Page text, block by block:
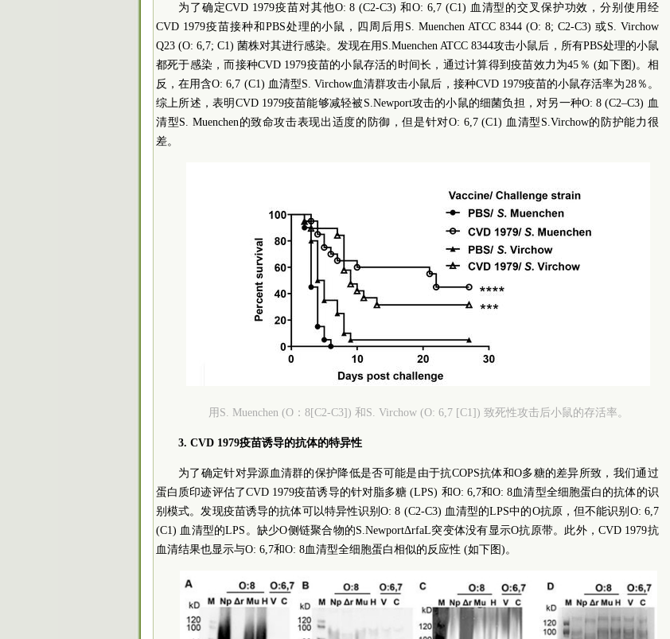
为了确定CVD 1979疫苗对其他O: 8 (C2-C3) 和O: 6,7 (C1) 血清型的交叉保护功效，分别使用经
CVD 1979疫苗接种和PBS处理的小鼠，四周后用S. Muenchen ATCC 8344 (O: 8; C2-C3) 或S. Virchow
Q23 (O: 6,7; C1) 菌株对其进行感染。发现在用S.Muenchen ATCC 8344攻击小鼠后，所有PBS处理的小鼠
都死于感染，而接种CVD 1979疫苗的小鼠存活的时间长，通过计算得到疫苗效力为45％ (如下图)。相
反，在用含O: 6,7 (C1) 血清型S. Virchow血清群攻击小鼠后，接种CVD 1979疫苗的小鼠存活率为28％。
综上所述，表明CVD 1979疫苗能够减轻被S.Newport攻击的小鼠的细菌负担，对另一种O: 8 (C2–C3) 血
清型S. Muenchen的致命攻击表现出适度的防御，但是针对O: 6,7 (C1) 血清型S.Virchow的防护能力很
差。
用S. Muenchen (O：8[C2-C3]) 和S. Virchow (O: 6,7 [C1]) 致死性攻击后小鼠的存活率。
3. CVD 1979疫苗诱导的抗体的特异性
为了确定针对异源血清群的保护降低是否可能是由于抗COPS抗体和O多糖的差异所致，我们通过
蛋白质印迹评估了CVD 1979疫苗诱导的针对脂多糖 (LPS) 和O: 6,7和O: 8血清型全细胞蛋白的抗体的识
别模式。发现疫苗诱导的抗体可以特异性识别O: 8 (C2-C3) 血清型的LPS中的O抗原，但不能识别O: 6,7
(C1) 血清型的LPS。缺少O侧链聚合物的S.NewportΔrfaL突变体没有显示O抗原带。此外，CVD 1979抗
血清结果也显示与O: 6,7和O: 8血清型全细胞蛋白相似的反应性 (如下图)。